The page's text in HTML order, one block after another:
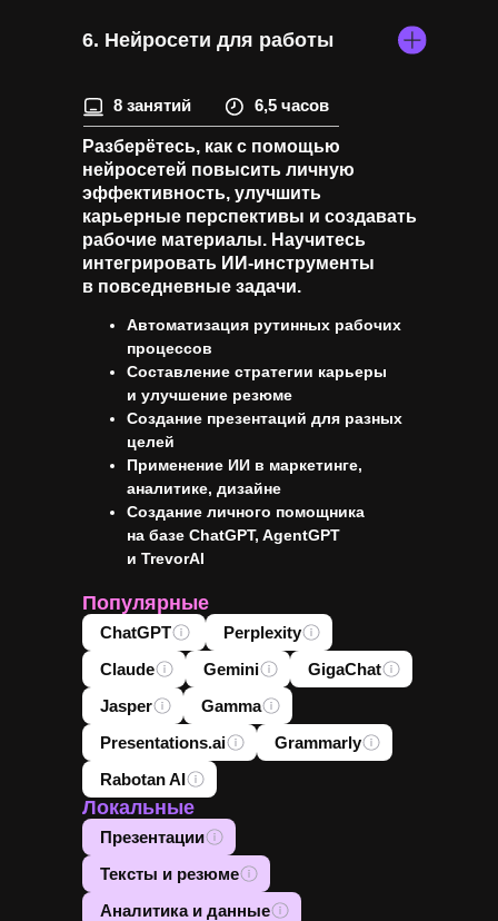
6. Нейросети для работы
6,5 часов
8 занятий
Разберётесь, как с помощью
нейросетей повысить личную
эффективность, улучшить
карьерные перспективы и создавать
рабочие материалы. Научитесь
интегрировать ИИ-инструменты
в повседневные задачи.
Автоматизация рутинных рабочих
процессов
Составление стратегии карьеры
и улучшение резюме
Создание презентаций для разных
целей
Применение ИИ в маркетинге,
аналитике, дизайне
Создание личного помощника
на базе ChatGPT, AgentGPT
и TrevorAI
Популярные
ChatGPT
Perplexity
Claude
Gemini
GigaChat
Jasper
Gamma
Presentations.ai
Grammarly
Rabotan AI
Локальные
Презентации
Тексты и резюме
Аналитика и данные